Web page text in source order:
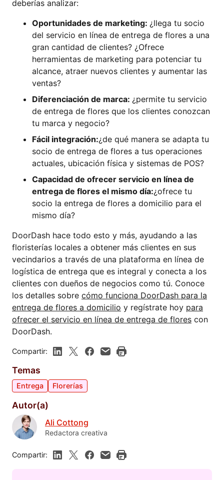
deberías analizar:
Oportunidades de marketing: ¿llega tu socio
del servicio en línea de entrega de flores a una
gran cantidad de clientes? ¿Ofrece
herramientas de marketing para potenciar tu
alcance, atraer nuevos clientes y aumentar las
ventas?
Diferenciación de marca: ¿permite tu servicio
de entrega de flores que los clientes conozcan
tu marca y negocio?
Fácil integración:¿de qué manera se adapta tu
socio de entrega de flores a tus operaciones
actuales, ubicación física y sistemas de POS?
Capacidad de ofrecer servicio en línea de
entrega de flores el mismo día:¿ofrece tu
socio la entrega de flores a domicilio para el
mismo día?
DoorDash hace todo esto y más, ayudando a las
floristerías locales a obtener más clientes en sus
vecindarios a través de una plataforma en línea de
logística de entrega que es integral y conecta a los
clientes con dueños de negocios como tú. Conoce
los detalles sobre cómo funciona DoorDash para la
entrega de flores a domicilio y regístrate hoy para
ofrecer el servicio en línea de entrega de flores con
DoorDash.
Compartir:
Temas
Entrega Florerías
Autor(a)
Ali Cottong
Redactora creativa
Compartir: